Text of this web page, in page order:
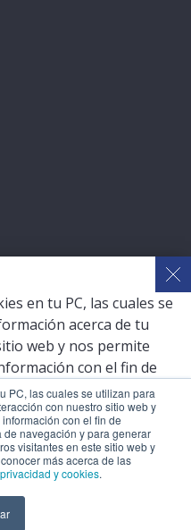
PC, las cuales se utilizan para
con nuestro sitio web y
con el fin de
navegación y para generar
visitantes en este sitio web y
más acerca de las
y cookies.
Católica San Pablo – RUC:
en tu PC, las cuales se
acerca de tu
web y nos permite
con el fin de
de navegación y
acerca de nuestros
y otros medios de
acerca de las cookies,
privacidad y cookies